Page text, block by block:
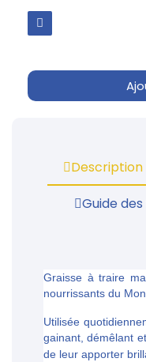
Description
Guide
Graisse à traire
nourrissants du
Utilisée
gainant, démêlant
de leur apporter